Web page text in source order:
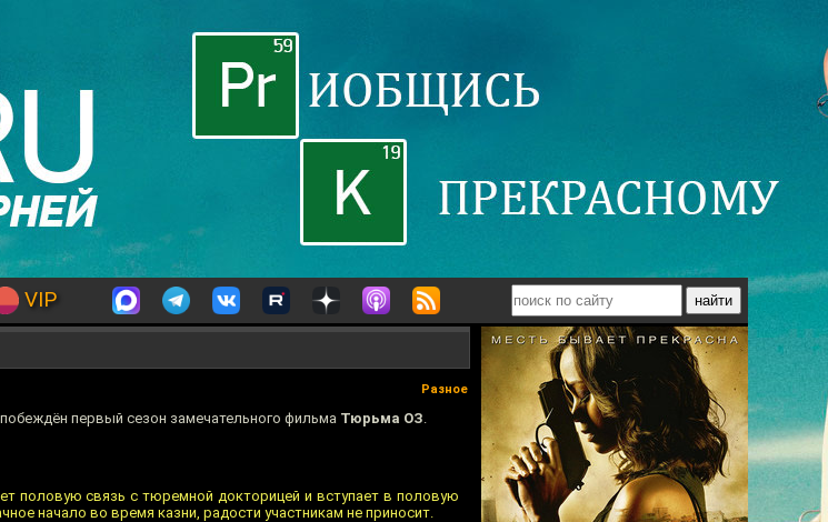
VIP
Разное
первый сезон замечательного фильма Тюрьма ОЗ.
половую связь с тюремной докторицей и вступает в половую
начало во время казни, радости участникам не приносит.